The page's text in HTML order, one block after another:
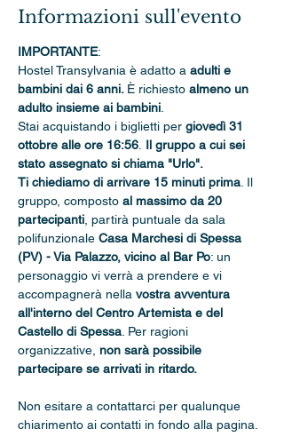
Informazioni sull'evento
IMPORTANTE:
Hostel Transylvania è adatto a adulti e
bambini dai 6 anni. È richiesto almeno un
adulto insieme ai bambini
Stai acquistando i biglietti per giovedì 31
ottobre alle ore 16:56 Il gruppo a cui sei
stato assegnato si chiama "Urlo".
Ti chiediamo di arrivare 15 minuti prima . Il
gruppo, composto al massimo da 20
partecipanti , partirà puntuale da sala
polifunzionale Casa Marchesi di Spessa
(PV) - Via Palazzo, vicino al Bar Po: un
personaggio vi verrà a prendere e vi
accompagnerà nella vostra avventura
all'interno del Centro Artemista e del
Castello di Spessa . Per ragioni
organizzative, non sarà possibile
partecipare se arrivati in ritardo.
Non esitare a contattarci per qualunque
chiarimento ai contatti in fondo alla pagina.